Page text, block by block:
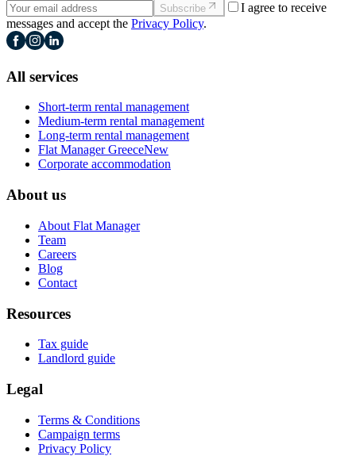
Subscribe
I agree to receive
messages and accept the Privacy Policy.
All services
Short-term rental management
Medium-term rental management
Long-term rental management
Flat Manager GreeceNew
Corporate accommodation
About us
About Flat Manager
Team
Careers
Blog
Contact
Resources
Tax guide
Landlord guide
Legal
Terms & Conditions
Campaign terms
Privacy Policy